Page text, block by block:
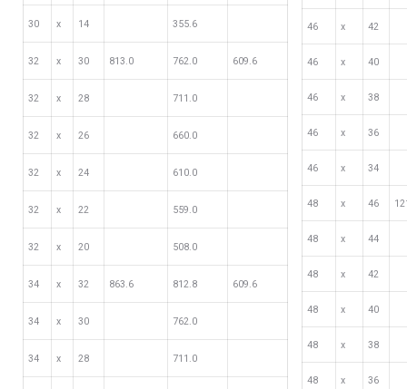
30 х 14 355.6
32 х 30 813.0 762.0 609.6
32 х 28 711.0
32 х 26 660.0
32 х 24 610.0
32 х 22 559.0
32 х 20 508.0
34 х 32 863.6 812.8 609.6
34 х 30 762.0
34 х 28 711.0
46 х 42
46 х 40
46 х 38
46 х 36
46 х 34
48 х 46
48 х 44
48 х 42
48 х 40
48 х 38
48 х 36